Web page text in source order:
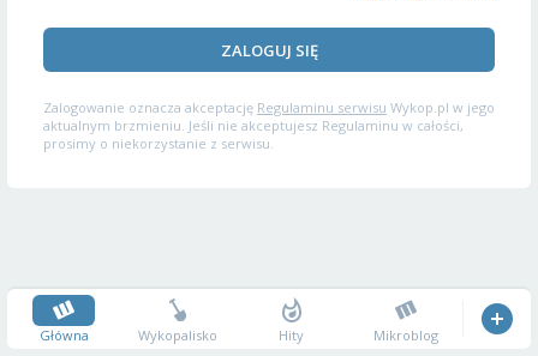
ZALOGUJ SIĘ
Zalogowanie oznacza akceptację Regulaminu serwisu Wykop.pl w jego
aktualnym brzmieniu. Jeśli nie akceptujesz Regulaminu w całości,
prosimy o niekorzystanie z serwisu.
Główna Wykopalisko Hity Mikroblog